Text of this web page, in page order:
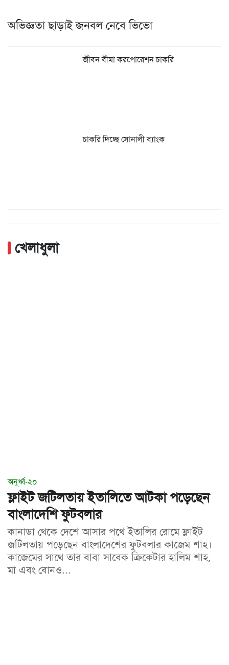
অভিজ্ঞতা ছাড়াই জনবল নেবে ভিভো
জীবন বীমা করপোরেশন চাকরি
চাকরি দিচ্ছে সোনালী ব্যাংক
খেলাধুলা
অনূর্ধ্ব-২০
ফ্লাইট জটিলতায় ইতালিতে আটকা পড়েছেন
বাংলাদেশি ফুটবলার
কানাডা থেকে দেশে আসার পথে ইতালির রোমে ফ্লাইট
জটিলতায় পড়েছেন বাংলাদেশের ফুটবলার কাজেম শাহ।
কাজেমের সাথে তার বাবা সাবেক ক্রিকেটার হালিম শাহ,
মা এবং বোনও...